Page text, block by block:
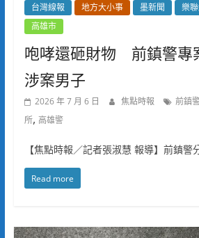
台灣線報 地方大小事 墨新聞 樂
高雄市
咆哮還砸財物 前鎮警專
涉案男子
2026 年 7 月 6 日 焦點時報 前鎮
所, 高雄警
【焦點時報／記者張淑慧 報導】前鎮警
Read more